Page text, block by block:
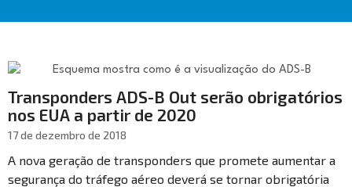
Transponders ADS-B Out serão obrigatórios
nos EUA a partir de 2020
17 de dezembro de 2018
A nova geração de transponders que promete aumentar a
segurança do tráfego aéreo deverá se tornar obrigatória